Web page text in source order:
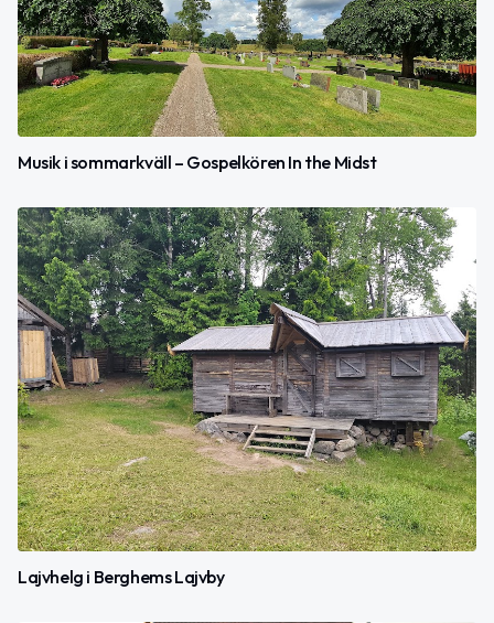
Musik i sommarkväll – Gospelkören In the Midst
Lajvhelg i Berghems Lajvby